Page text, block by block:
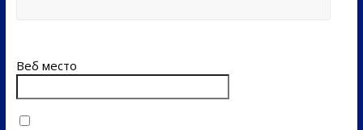
Веб место